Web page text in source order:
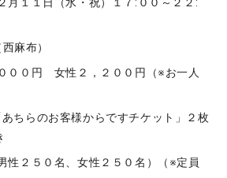
麻布）
００円 女性２，２００円（※お一人
ちらのお客様からですチケット」２枚
２５０名、女性２５０名）（※定員